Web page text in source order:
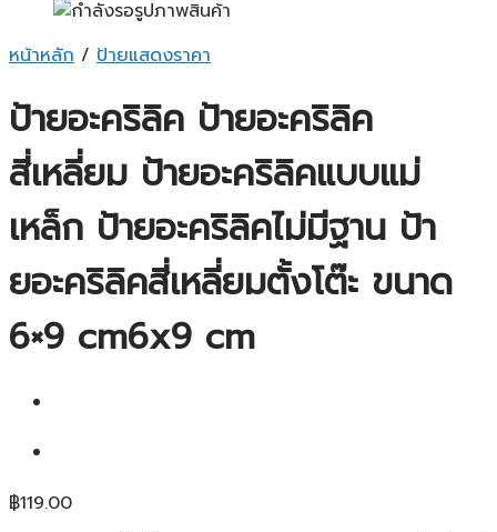
หน้าหลัก / ป้ายแสดงราคา
ป้ายอะคริลิค ป้ายอะคริลิค
สี่เหลี่ยม ป้ายอะคริลิคแบบแม่
เหล็ก ป้ายอะคริลิคไม่มีฐาน ป้า
ยอะคริลิคสี่เหลี่ยมตั้งโต๊ะ ขนาด
6×9 cm6x9 cm
฿119.00